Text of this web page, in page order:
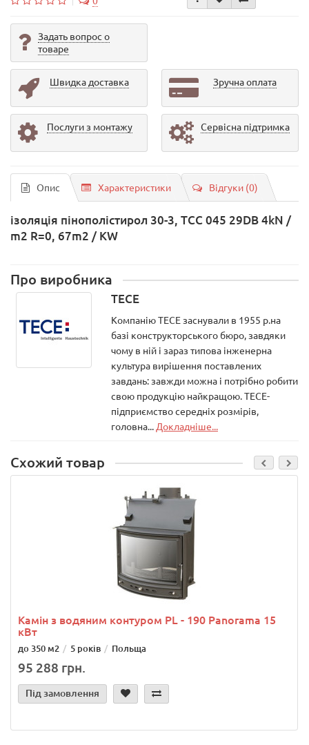
Задать вопрос о
товаре
Швидка доставка Зручна оплата
Послуги з монтажу Сервісна підтримка
Опис Характеристики Відгуки (0)
ізоляція пінополістирол 30-3, TCC 045 29DB 4kN /
m2 R=0, 67m2 / KW
Про виробника
TECE
Компанію ТЕСЕ заснували в 1955 р.на
базі конструкторського бюро, завдяки
чому в ній і зараз типова інженерна
культура вирішення поставлених
завдань: завжди можна і потрібно робити
свою продукцію найкращою. ТЕСЕ-
підприємство середніх розмірів,
головна... Докладніше...
Схожий товар
Камін з водяним контуром PL - 190 Panorama 15
кВт
до 350 м2 5 років Польща
95 288 грн.
Під замовлення